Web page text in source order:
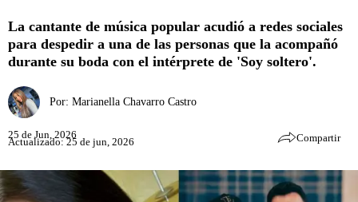
La cantante de música popular acudió a redes sociales
para despedir a una de las personas que la acompañó
durante su boda con el intérprete de 'Soy soltero'.
Por: Marianella Chavarro Castro
25 de Jun, 2026
Actualizado: 25 de jun, 2026 Compartir